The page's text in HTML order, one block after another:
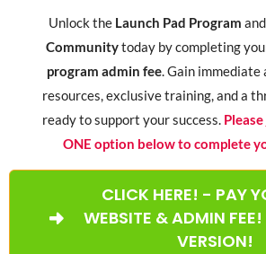
Unlock the Launch Pad Program and
Communitytoday by completing
program admin fee. Gain immediate
resources, exclusive training, and a
ready to support your success. Please
ONE option below to complete
CLICK HERE! - PAY
WEBSITE & ADMIN
VERSION!